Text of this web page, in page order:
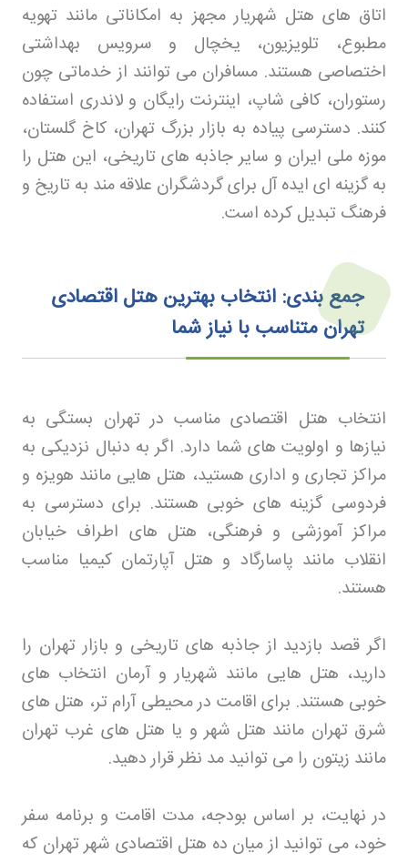
اتاق های هتل شهریار مجهز به امکاناتی مانند تهویه
مطبوع، تلویزیون، یخچال و سرویس بهداشتی
اختصاصی هستند. مسافران می توانند از خدماتی چون
رستوران، کافی شاپ، اینترنت رایگان و لاندری استفاده
کنند. دسترسی پیاده به بازار بزرگ تهران، کاخ گلستان،
موزه ملی ایران و سایر جاذبه های تاریخی، این هتل را
به گزینه ای ایده آل برای گردشگران علاقه مند به تاریخ و
فرهنگ تبدیل کرده است.
جمع‌ بندی: انتخاب بهترین هتل اقتصادی
تهران متناسب با نیاز شما
انتخاب هتل اقتصادی مناسب در تهران بستگی به
نیازها و اولویت های شما دارد. اگر به دنبال نزدیکی به
مراکز تجاری و اداری هستید، هتل هایی مانند هویزه و
فردوسی گزینه های خوبی هستند. برای دسترسی به
مراکز آموزشی و فرهنگی، هتل های اطراف خیابان
انقلاب مانند پاسارگاد و هتل آپارتمان کیمیا مناسب
هستند.
اگر قصد بازدید از جاذبه های تاریخی و بازار تهران را
دارید، هتل هایی مانند شهریار و آرمان انتخاب های
خوبی هستند. برای اقامت در محیطی آرام تر، هتل های
شرق تهران مانند هتل شهر و یا هتل های غرب تهران
مانند زیتون را می توانید مد نظر قرار دهید.
در نهایت، بر اساس بودجه، مدت اقامت و برنامه سفر
خود، می توانید از میان ده هتل اقتصادی شهر تهران که